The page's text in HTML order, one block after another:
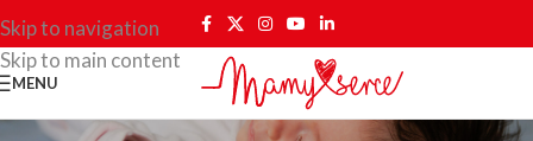
Skip to navigation
Skip to main content
MENU